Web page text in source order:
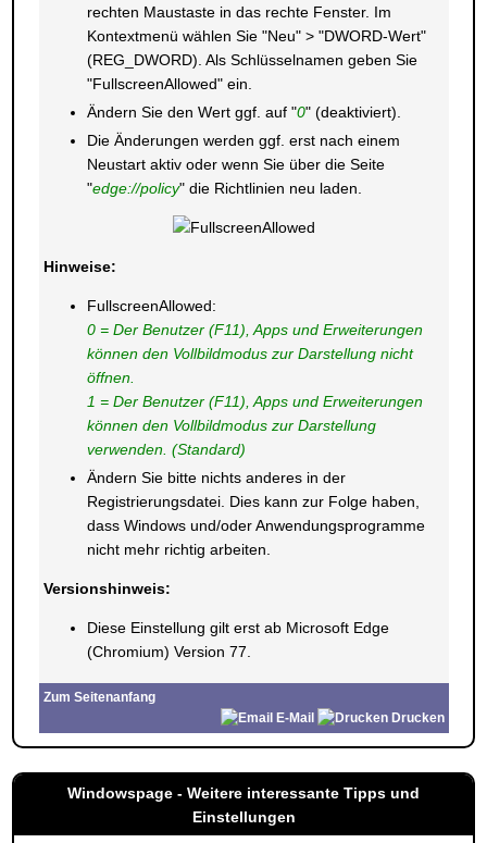
rechten Maustaste in das rechte Fenster. Im
Kontextmenü wählen Sie "Neu" > "DWORD-Wert"
(REG_DWORD). Als Schlüsselnamen geben Sie
"FullscreenAllowed" ein.
Ändern Sie den Wert ggf. auf "0" (deaktiviert).
Die Änderungen werden ggf. erst nach einem
Neustart aktiv oder wenn Sie über die Seite
"edge://policy" die Richtlinien neu laden.
Hinweise:
FullscreenAllowed:
0 = Der Benutzer (F11), Apps und Erweiterungen
können den Vollbildmodus zur Darstellung nicht
öffnen.
1 = Der Benutzer (F11), Apps und Erweiterungen
können den Vollbildmodus zur Darstellung
verwenden. (Standard)
Ändern Sie bitte nichts anderes in der
Registrierungsdatei. Dies kann zur Folge haben,
dass Windows und/oder Anwendungsprogramme
nicht mehr richtig arbeiten.
Versionshinweis:
Diese Einstellung gilt erst ab Microsoft Edge
(Chromium) Version 77.
Zum Seitenanfang
E-Mail
Drucken
Windowspage - Weitere interessante Tipps und
Einstellungen